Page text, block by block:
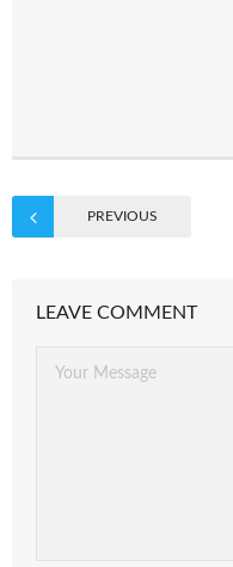
PREVIOUS
LEAVE COMMENT